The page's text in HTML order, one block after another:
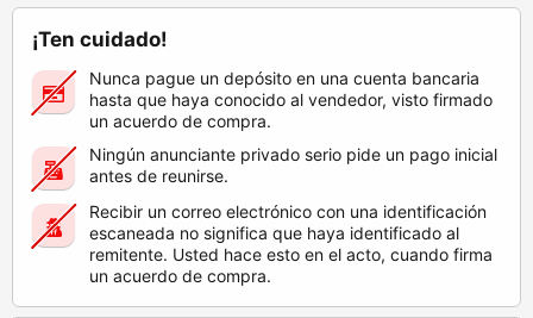
¡Ten cuidado!
Nunca pague un depósito en una cuenta bancaria
hasta que haya conocido al vendedor, visto firmado
un acuerdo de compra.
Ningún anunciante privado serio pide un pago inicial
antes de reunirse.
Recibir un correo electrónico con una identificación
escaneada no significa que haya identificado al
remitente. Usted hace esto en el acto, cuando firma
un acuerdo de compra.